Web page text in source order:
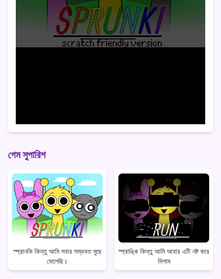
গেম সুপারিশ
স্প্রানকি কিন্তু আমি সবার সম্ভবত মুছে
ফেলেছি।
স্প্রাঙ্কি কিন্তু আমি আবার এটি নষ্ট করে
দিলাম